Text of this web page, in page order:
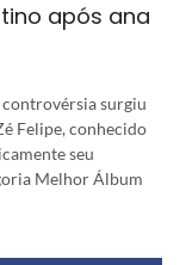
após ana
controvérsia surgiu
Felipe, conhecido
seu
Melhor Álbum